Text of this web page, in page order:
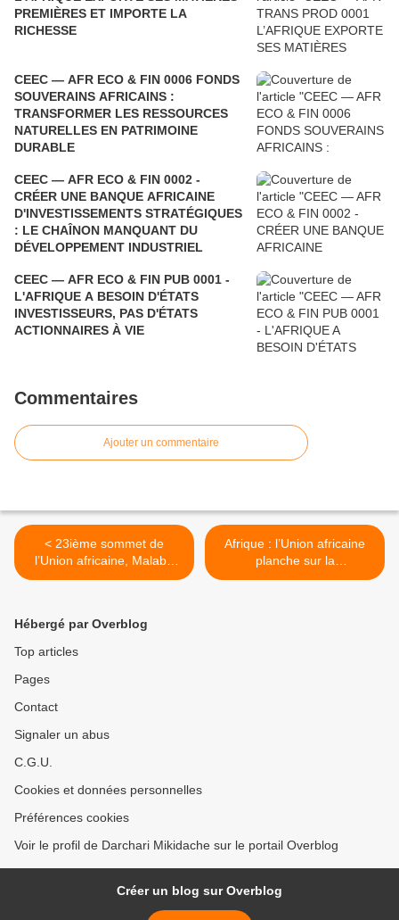
PREMIÈRES ET IMPORTE LA
RICHESSE
CEEC — AFR ECO & FIN 0006 FONDS
SOUVERAINS AFRICAINS :
TRANSFORMER LES RESSOURCES
NATURELLES EN PATRIMOINE
DURABLE
CEEC — AFR ECO & FIN 0002 -
CRÉER UNE BANQUE AFRICAINE
D'INVESTISSEMENTS STRATÉGIQUES
: LE CHAÎNON MANQUANT DU
DÉVELOPPEMENT INDUSTRIEL
CEEC — AFR ECO & FIN PUB 0001 -
L'AFRIQUE A BESOIN D'ÉTATS
INVESTISSEURS, PAS D'ÉTATS
ACTIONNAIRES À VIE
Commentaires
Ajouter un commentaire
< 23ième sommet de
l’Union africaine, Malabo
(Guinée équatoriale), 20/27
Afrique : l’Union africaine
planche sur la
modernisation de
Hébergé par Overblog
Top articles
Pages
Contact
Signaler un abus
C.G.U.
Cookies et données personnelles
Préférences cookies
Voir le profil de Darchari Mikidache sur le portail Overblog
Créer un blog sur Overblog